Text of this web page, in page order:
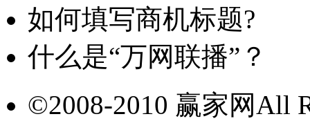
如何填写商机标题?
什么是“万网联播”？
©2008-2010 赢家网All